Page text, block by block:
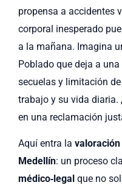
propensa a accidentes
corporal inesperado
a la mañana. Imagina
Poblado que deja a
secuelas y limitación
trabajo y su vida diaria.
en una reclamación
Aquí entra la
Medellín: un proceso
médico‑legal que no